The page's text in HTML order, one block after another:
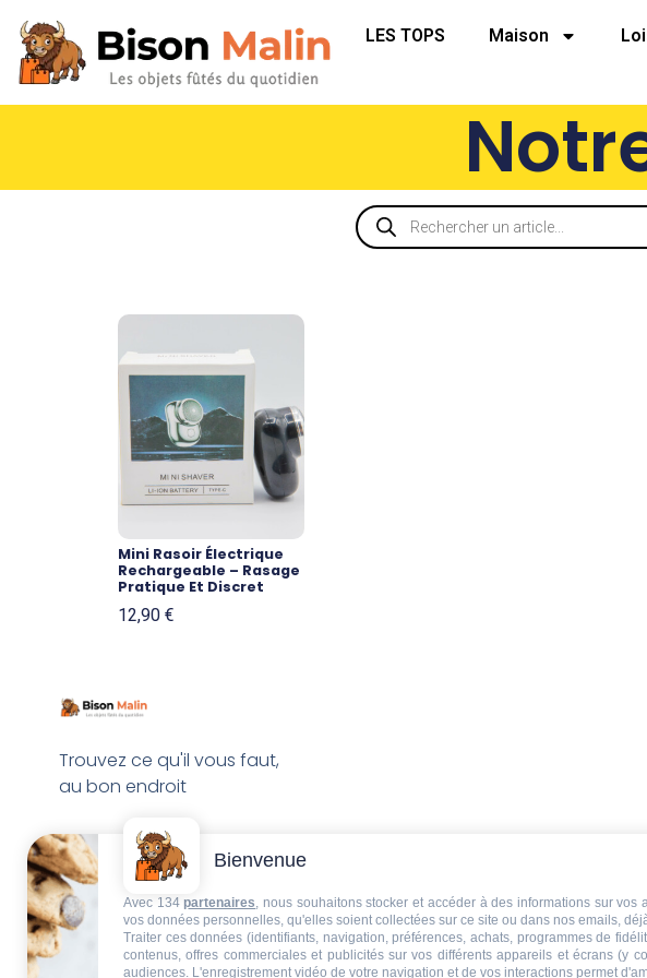
LES TOPS Maison
Mini Rasoir Électrique
Rechargeable – Rasage
Pratique Et Discret
12,90 €
Trouvez ce qu'il vous faut,
au bon endroit
Bienvenue
Avec 134 partenaires, nous souhaitons stocker et accéder à des informations sur
vos données personnelles, qu'elles soient collectées sur ce site ou dans nos emails,
Traiter ces données (identifiants, navigation, préférences, achats, programmes de
contenus, offres commerciales et publicités sur vos différents appareils et écrans (y
audiences. L'enregistrement vidéo de votre navigation et de vos interactions permet